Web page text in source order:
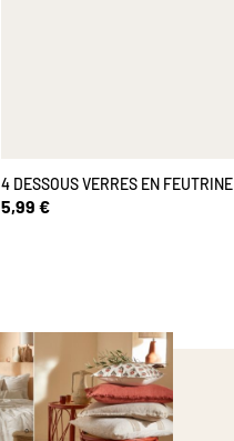
4 DESSOUS VERRES EN FEUTRINE
5,99 €